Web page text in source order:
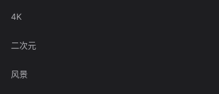
4K
二次元
风景